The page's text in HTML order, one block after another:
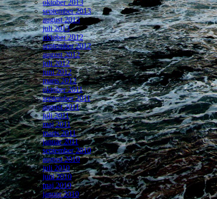
oktober 2013
september 2013
august 2013
juli 2013
oktober 2012
september 2012
august 2012
juli 2012
juni 2012
marts 2012
oktober 2011
september 2011
august 2011
juli 2011
maj 2011
marts 2011
januar 2011
september 2010
august 2010
juli 2010
juni 2010
maj 2010
januar 2010